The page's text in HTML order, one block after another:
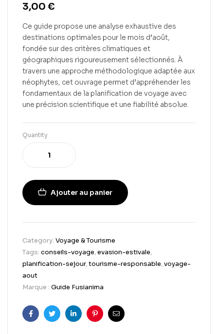
3,00 €
Ce guide propose une analyse exhaustive des
destinations optimales pour le mois d’août,
fondée sur des critères climatiques et
géographiques rigoureusement sélectionnés. À
travers une approche méthodologique adaptée aux
néophytes, cet ouvrage permet d’appréhender les
fondamentaux de la planification de voyage avec
une précision scientifique et une fiabilité absolue.
Quantity
Ajouter au panier
Category: Voyage & Tourisme
Tags: conseils-voyage,evasion-estivale,
planification-sejour,tourisme-responsable,voyage-
aout
Marque : Guide Fusianima
FacebookTwitterLinkedinPinterestEmail